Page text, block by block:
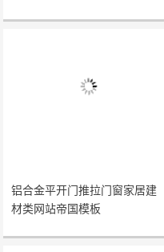
铝合金平开门推拉门窗家居建
材类网站帝国模板